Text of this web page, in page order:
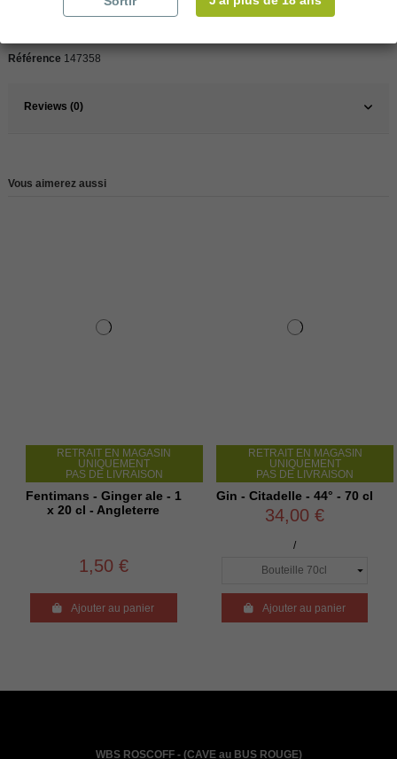
Référence 147358
Reviews (0)
Vous aimerez aussi
RETRAIT EN MAGASIN
UNIQUEMENT
PAS DE LIVRAISON
Fentimans - Ginger ale - 1
x 20 cl - Angleterre
1,50 €
Ajouter au panier
RETRAIT EN MAGASIN
UNIQUEMENT
PAS DE LIVRAISON
Gin - Citadelle - 44° - 70 cl
34,00 €
/
Ajouter au panier
WBS ROSCOFF - (CAVE au BUS ROUGE)